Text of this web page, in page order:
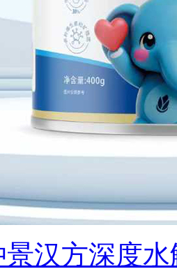
汉方深度